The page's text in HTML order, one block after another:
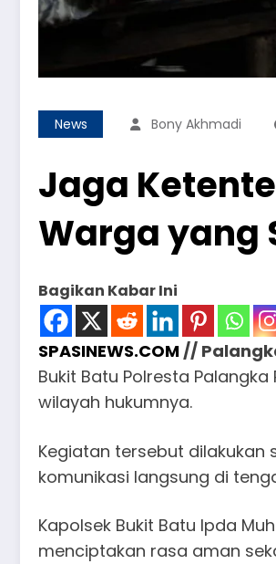
News Bony Akhmadi
Jaga
Warga yang
Bagikan Kabar Ini
SPASINEWS.COM//
Bukit Batu Polresta
wilayah hukumnya.
Kegiatan tersebut
komunikasi langsung di
Kapolsek Bukit Batu Ipda
menciptakan rasa aman